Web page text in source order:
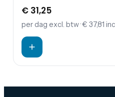
voor spreekstoelen
unieke uiterlijk. Een wit
€ 31,25
per dag excl. btw· € 37,81